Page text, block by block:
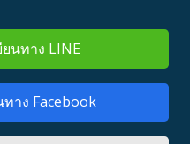
นทาง LINE
าง Facebook